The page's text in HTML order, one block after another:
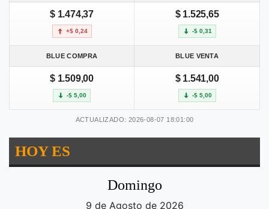
$ 1.474,37
+$ 0,24
$ 1.525,65
-$ 0,31
BLUE COMPRA BLUE VENTA
$ 1.509,00
-$ 5,00
$ 1.541,00
-$ 5,00
ACTUALIZADO: 2026-08-07 18:01:00
HOY ES
Domingo
9 de Agosto de 2026